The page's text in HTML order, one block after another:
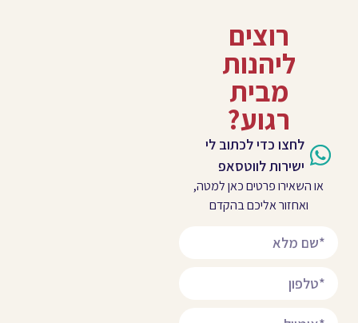
רוצים
ליהנות
מבית
רגוע?
לחצו כדי לכתוב לי
ישירות לווטסאפ
או השאירו פרטים כאן למטה,
ואחזור אליכם בהקדם